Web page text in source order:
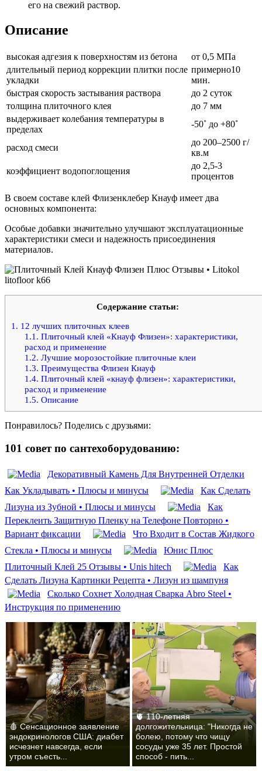
его на свежий раствор.
Описание
высокая адгезия к поверхностям из бетона
от 0,5 МПа
длительный период коррекции плитки после
укладки
примерно10
мин.
быстрая скорость застывания раствора
до 2 суток
толщина плиточного клея
до 7 мм
выдерживает колебания температуры в
пределах
-50˚ до +80˚
расход смеси
до 200–2500 г/
кв.м
коэффициент водопоглощения
до 2,5-3
процентов
В своем составе клей Флизенклебер Кнауф имеет два
основных компонента:
Особые добавки значительно улучшают эксплуатационные
характеристики смеси и надежность присоединения
материалов.
Содержание статьи:
1. 12 лучших плиточных клеев
1.1. Плиточный клей «Кнауф Флизен»: характеристики,
расход и применение
1.2. Лучшие морозостойкие плиточные клеи
1.3. Преимущества Флизен Кнауф
1.4. Плиточный клей «кнауф флизен»: характеристики,
расход и применение
1.5. Описание
Понравилось? Поделись с друзьями:
101 совет по сантехоборудованию:
Декоративный Камень Для Внутренней Отделки
Как Укладывать • Плюсы и минусы
Как Сделать
Лизуна из Зубной • Плюсы и минусы
Как
Переклеить Защитную Пленку на Телефоне Повторно •
Вариант фиксации
Что Входит в Состав Жидкого
Стекла • Плюсы и минусы
Юнис Плюс
Плиточный Клей 25 Отзывы • Unis hitech
Как
Сделать Лизуна Картинки Рецепта • Лизун из шампуня
Сколько Сохнет Холодная Сварка Abro Steel •
Инструкция по применению
🩸 Сенсационное заявление
эндокринологов США: диабет
исчезнет навсегда, если
утром съесть...
🫀 110-летняя
долгожительница: "Никогда не
болею, потому что чищу
сосуды уже 35 лет. Простой
способ - пить...